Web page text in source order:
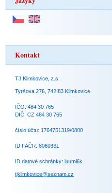
Kontakt
TJ Klimkovice, z.s.
Tyršova 276, 742 83 Klimkovice
IČO: 484 30 765
DIČ: CZ 484 30 765
číslo účtu: 1764751319/0800
ID FAČR: 8060331
ID datové schránky: iuumi6k
tjklimkovice@seznam.cz